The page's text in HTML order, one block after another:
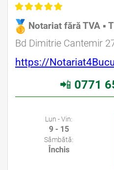
Notariat fără TVA ▪
Bd Dimitrie Cantemir
https://
📲 0771
Lun - Vin:
9 - 15
Sâmbătă:
Închis